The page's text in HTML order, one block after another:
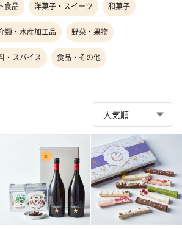
食品 洋菓子・スイーツ 和菓子
類・水産加工品 野菜・果物
・スパイス 食品・その他